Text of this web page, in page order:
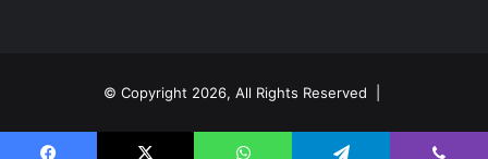
© Copyright 2026, All Rights Reserved |